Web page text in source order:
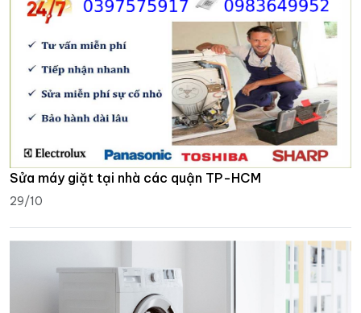
Sửa máy giặt tại nhà các quận TP-HCM
29/10